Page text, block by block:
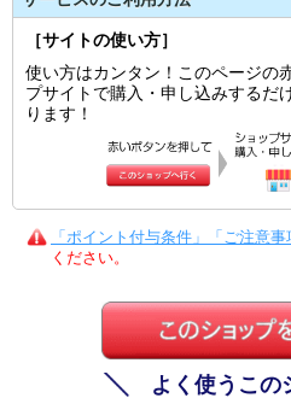
［サイトの使い方］
使い方はカンタン！このページの
プサイトで購入・申し込みするだ
ります！
「ポイント付与条件」「ご注意事
ください。
よく使うこの